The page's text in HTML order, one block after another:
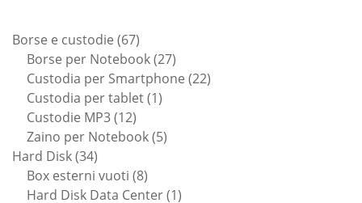
Borse e custodie 6767
prodotti
Borse per Notebook 2727
prodotti
Custodia per Smartphone 2222
Custodia per tablet 11
Custodie MP3 1212
prodotti
Zaino per Notebook 55
Hard Disk 3434
prodotti
Box esterni vuoti 88
prodotti
Hard Disk Data Center 11